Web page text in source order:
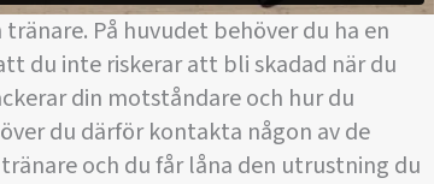
På huvudet behöver du ha en
du inte riskerar att bli skadad när du
din motståndare och hur du
du därför kontakta någon av de
och du får låna den utrustning du